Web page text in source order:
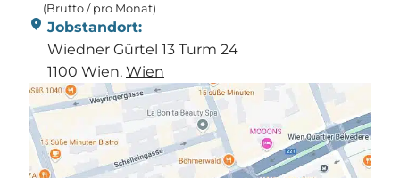
(Brutto / pro Monat)
location_on Jobstandort:
Wiedner Gürtel 13 Turm 24
1100 Wien, Wien